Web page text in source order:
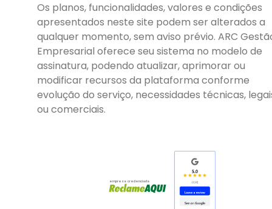
Os planos, funcionalidades, valores e condições
apresentados neste site podem ser alterados a
qualquer momento, sem aviso prévio. ARC
Empresarial oferece seu sistema no modelo de
assinatura, podendo atualizar, aprimorar ou
modificar recursos da plataforma conforme
evolução do serviço, necessidades técnicas,
ou comerciais.